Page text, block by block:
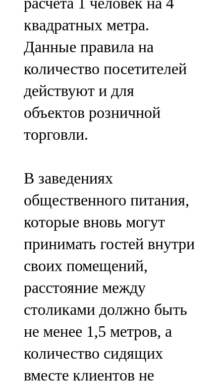
квадратных метра.
Данные правила на
количество посетителей
действуют и для
объектов розничной
торговли.
В заведениях
общественного питания,
которые вновь могут
принимать гостей внутри
своих помещений,
расстояние между
столиками должно быть
не менее 1,5 метров, а
количество сидящих
вместе клиентов не